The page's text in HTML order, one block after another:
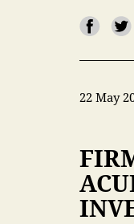
22 May